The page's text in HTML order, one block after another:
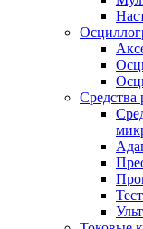
Средства